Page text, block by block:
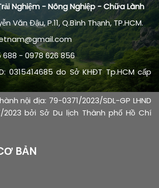
Nghiệm - Nông Nghiệp - Chữa Lành
Văn Đậu, P.11, Q.Bình Thạnh, TP.HCM.
- 0978 626 856
0315414685 do Sở KHĐT Tp.HCM cấp
nội địa: 79-0371/2023/SDL-GP LHND
bởi Sở Du lịch Thành phố Hồ Chí
BẢN